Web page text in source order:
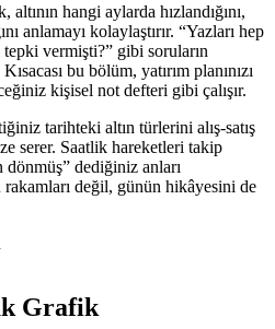
hangi aylarda hızlandığını,
anlamayı kolaylaştırır. “Yazları hep
tepki vermişti?” gibi soruların
bu bölüm, yatırım planınızı
kişisel not defteri gibi çalışır.
tarihteki altın türlerini alış-satış
serer. Saatlik hareketleri takip
dediğiniz anları
rakamları değil, günün hikâyesini de
Grafik